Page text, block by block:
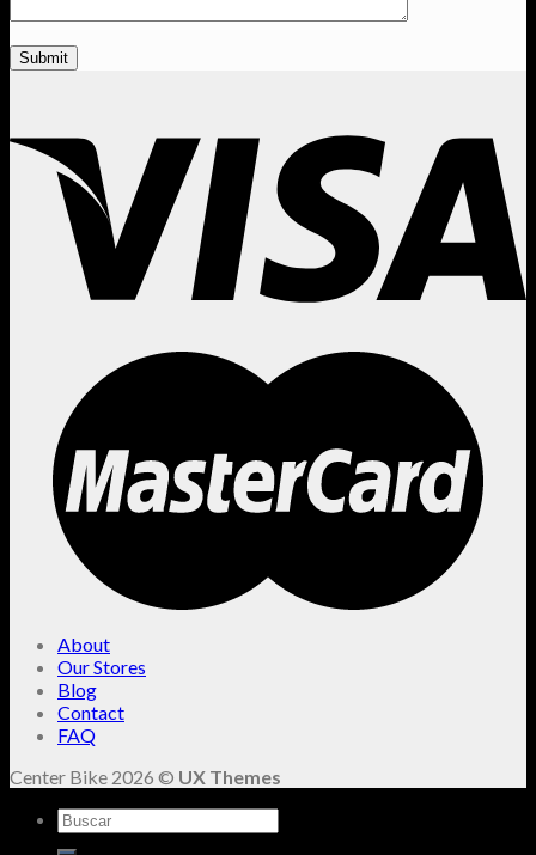
About
Our Stores
Blog
Contact
FAQ
Center Bike 2026 © UX Themes
Buscar
por: